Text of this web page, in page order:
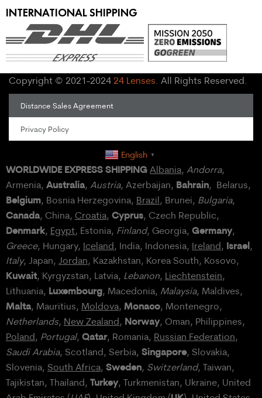
INTERNATIONAL SHIPPING
Copyright © 2021-2024 24 Lenses. All Rights Reserved.
Distance Sales Agreement
Privacy Policy
English ▼
WORLDWIDE EXPRESS SHIPPING Albania, Andorra,
Armenia, Australia, Austria, Azerbaijan, Bahrain, Belarus,
Belgium, Bosnia Herzegovina, Brazil, Brunei, Bulgaria,
Canada, China, Croatia, Cyprus, Czech Republic,
Denmark, Egypt, Estonia, Finland, Georgia, Germany,
Greece, Hungary, Iceland, India, Indonesia, Ireland, Israel,
Italy, Japan, Jordan, Kazakhstan, Korea South, Kosovo,
Kuwait, Kyrgyzstan, Latvia, Lebanon, Liechtenstein,
Lithuania, Luxembourg, Macedonia, Malaysia, Maldives,
Malta, Mauritius, Moldova, Monaco, Montenegro,
Netherlands, New Zealand, Norway, Oman, Philippines,
Poland, Portugal, Qatar, Romania, Russian Federation,
Saudi Arabia, Scotland, Serbia, Singapore, Slovakia,
Slovenia, South Africa, Sweden, Switzerland, Taiwan,
Tajikistan, Thailand, Turkey, Turkmenistan, Ukraine, United